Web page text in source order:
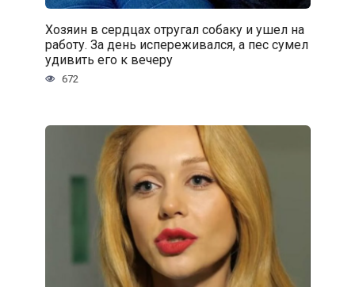
Хозяин в сердцах отругал собаку и ушел на
работу. За день испереживался, а пес сумел
удивить его к вечеру
672